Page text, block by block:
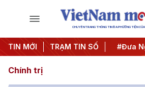
CHUYÊN TRANG THÔNG TIN ĐA PHƯƠNG TIỆN
TIN MỚI TRẠM TIN SỐ
ương 3 #APEC 2027 #Đưa
Chính trị